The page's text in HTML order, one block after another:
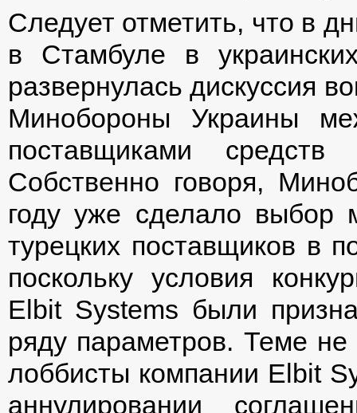
Следует отметить, что в
в Стамбуле в
развернулась дискуссия
Минобороны Украины
поставщиками
Собственно говоря,
году уже сделало выбор
турецких поставщиков в
поскольку условия
Elbit Systems были
ряду параметров. Теме не
лоббисты компании Elbit
аннулировании